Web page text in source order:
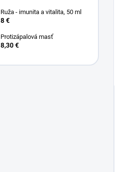
Ruža - imunita a vitalita, 50 ml
8 €
Protizápalová masť
8,30 €